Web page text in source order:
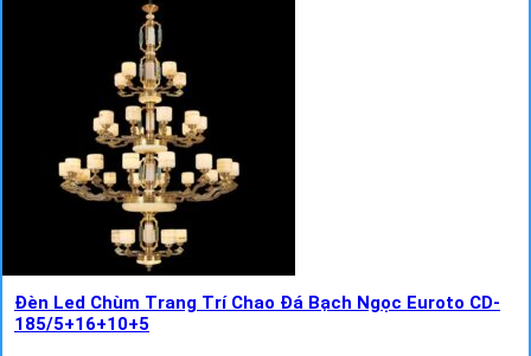
Đèn Led Chùm Trang Trí Chao Đá Bạch Ngọc Euroto CD-
185/5+16+10+5